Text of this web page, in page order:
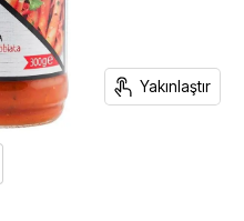
Yakınlaştır